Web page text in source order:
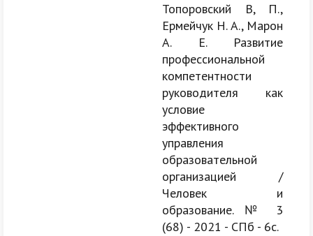
Топоровский В, П.,
Ермейчук Н. А., Марон
А. Е. Развитие
профессиональной
компетентности
руководителя как
условие
эффективного
управления
образовательной
организацией /
Человек и
образование. № 3
(68) - 2021 - СПб - 6с.